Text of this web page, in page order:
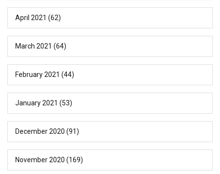
April 2021 (62)
March 2021 (64)
February 2021 (44)
January 2021 (53)
December 2020 (91)
November 2020 (169)